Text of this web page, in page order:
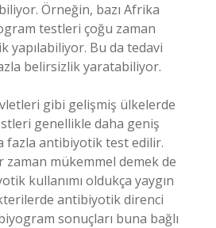
Örneğin, bazı Afrika
testleri çoğu zaman
yapılabiliyor. Bu da tedavi
belirsizlik yaratabiliyor.
gibi gelişmiş ülkelerde
genellikle daha geniş
fazla antibiyotik test edilir.
mükemmel demek de
kullanımı oldukça yaygın
antibiyotik direnci
sonuçları buna bağlı